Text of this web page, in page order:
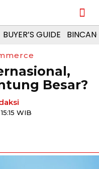
BUYER’S GUIDE
Besar?
WIB